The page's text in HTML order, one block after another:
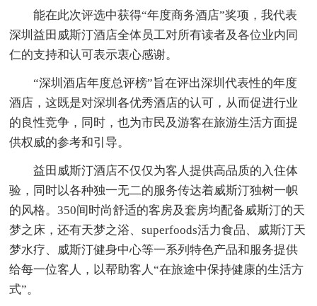
能在此次评选中获得“年度商务酒店”奖项，我代表
深圳益田威斯汀酒店全体员工对所有读者及各位业内同
仁的支持和认可表示衷心感谢。
“深圳酒店年度总评榜”旨在评出深圳代表性的年度
酒店，这既是对深圳各优秀酒店的认可，从而促进行业
的良性竞争，同时，也为市民及游客在旅游生活方面提
供权威的参考和引导。
益田威斯汀酒店不仅仅为客人提供高品质的入住体
验，同时以各种独一无二的服务传达着威斯汀独树一帜
的风格。350间时尚舒适的客房及套房均配备威斯汀的天
梦之床，还有天梦之浴、superfoods活力食品、威斯汀天
梦水疗、威斯汀健身中心等一系列特色产品和服务提供
给每一位客人，以帮助客人“在旅途中保持健康的生活方
式”。